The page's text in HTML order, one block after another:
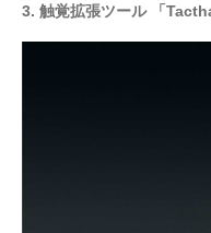
3. 触覚拡張ツール 「